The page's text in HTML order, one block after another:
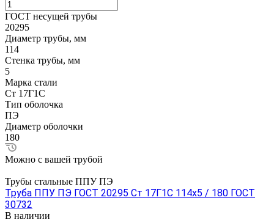
ГОСТ несущей трубы
20295
Диаметр трубы, мм
114
Стенка трубы, мм
5
Марка стали
Ст 17Г1С
Тип оболочка
ПЭ
Диаметр оболочки
180
Можно с вашей трубой
Трубы стальные ППУ ПЭ
Труба ППУ ПЭ ГОСТ 20295 Ст 17Г1С 114x5 / 180 ГОСТ
30732
В наличии